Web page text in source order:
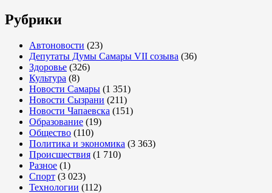
Рубрики
Автоновости (23)
Депутаты Думы Самары VII созыва (36)
Здоровье (326)
Культура (8)
Новости Самары (1 351)
Новости Сызрани (211)
Новости Чапаевска (151)
Образование (19)
Общество (110)
Политика и экономика (3 363)
Происшествия (1 710)
Разное (1)
Спорт (3 023)
Технологии (112)